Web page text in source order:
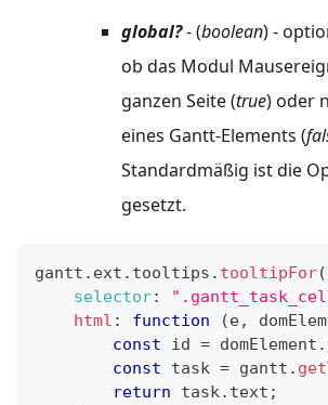
global?- (boolean) -
ob das Modul
ganzen Seite (true) oder
eines Gantt-Elements (
Standardmäßig ist die
gesetzt.
gantt . ext . tooltips . tooltipFor(
selector:
html : function (e,
const id = domElement .
const task = gantt .
return task. text ;